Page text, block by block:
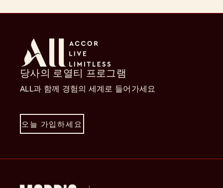
당사의 로열티 프로그램
ALL과 함께 경험의 세계로 들어가세요
오늘 가입하세요